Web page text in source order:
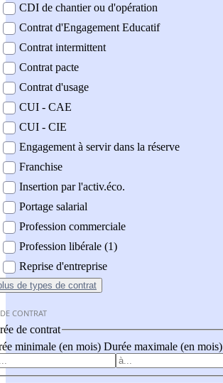
CDI de chantier ou d'opération
Contrat d'Engagement Educatif
Contrat intermittent
Contrat pacte
Contrat d'usage
CUI - CAE
CUI - CIE
Engagement à servir dans la réserve
Franchise
Insertion par l'activ.éco.
Portage salarial
Profession commerciale
Profession libérale (1)
Reprise d'entreprise
de types de contrat
CONTRAT
de contrat
minimale (en mois) Durée maximale (en mois)